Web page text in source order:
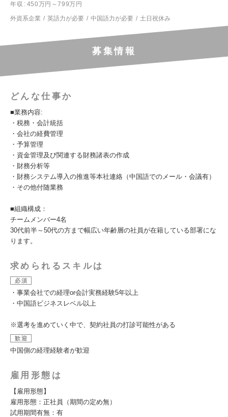
年収
450万円～799万円
外資系企業
英語力が必要 中国語力が必要 土日祝休み
募集情報
どんな仕事か
■業務内容:
・税務・会計統括
・会社の経費管理
・予算管理
・資金管理及び関連する財務諸表の作成
・財務分析等
・財務システム導入の推進等本社連絡（中国語でのメール・会議有）
・その他付随業務
■組織構成：
チームメンバー4名
30代前半～50代の方まで幅広い年齢層の社員が在籍している部署にな
ります。
求められるスキルは
必須
・事業会社での経理or会計実務経験5年以上
・中国語ビジネスレベル以上
※選考を進めていく中で、契約社員の打診可能性がある
歓迎
中国側の経理経験者が歓迎
雇用形態は
【雇用形態】
雇用形態：正社員（期間の定め無）
試用期間有無：有